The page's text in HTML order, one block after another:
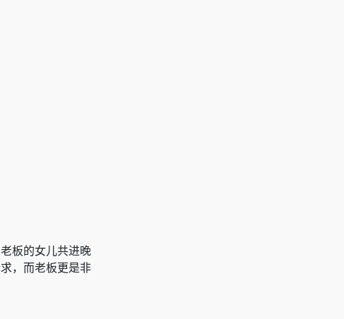
板的女儿共进晚
，而老板更是非